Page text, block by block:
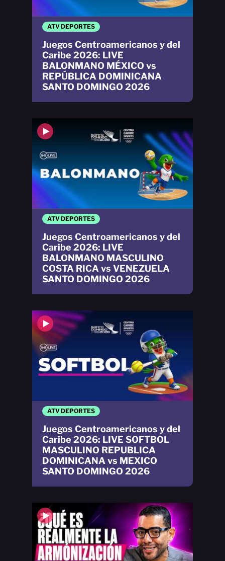
ATV DEPORTES
Juegos Centroamericanos y del
Caribe 2026: LIVE
BALONMANO MÉXICO vs
REPÚBLICA DOMINICANA
SANTO DOMINGO 2026
ATV DEPORTES
Juegos Centroamericanos y del
Caribe 2026: LIVE SOFTBOL
MASCULINO REPUBLICA
DOMINICANA vs MEXICO
SANTO DOMINGO 2026
ATV DEPORTES
Juegos Centroamericanos y del
Caribe 2026: LIVE
BALONMANO MASCULINO
COSTA RICA vs VENEZUELA
SANTO DOMINGO 2026